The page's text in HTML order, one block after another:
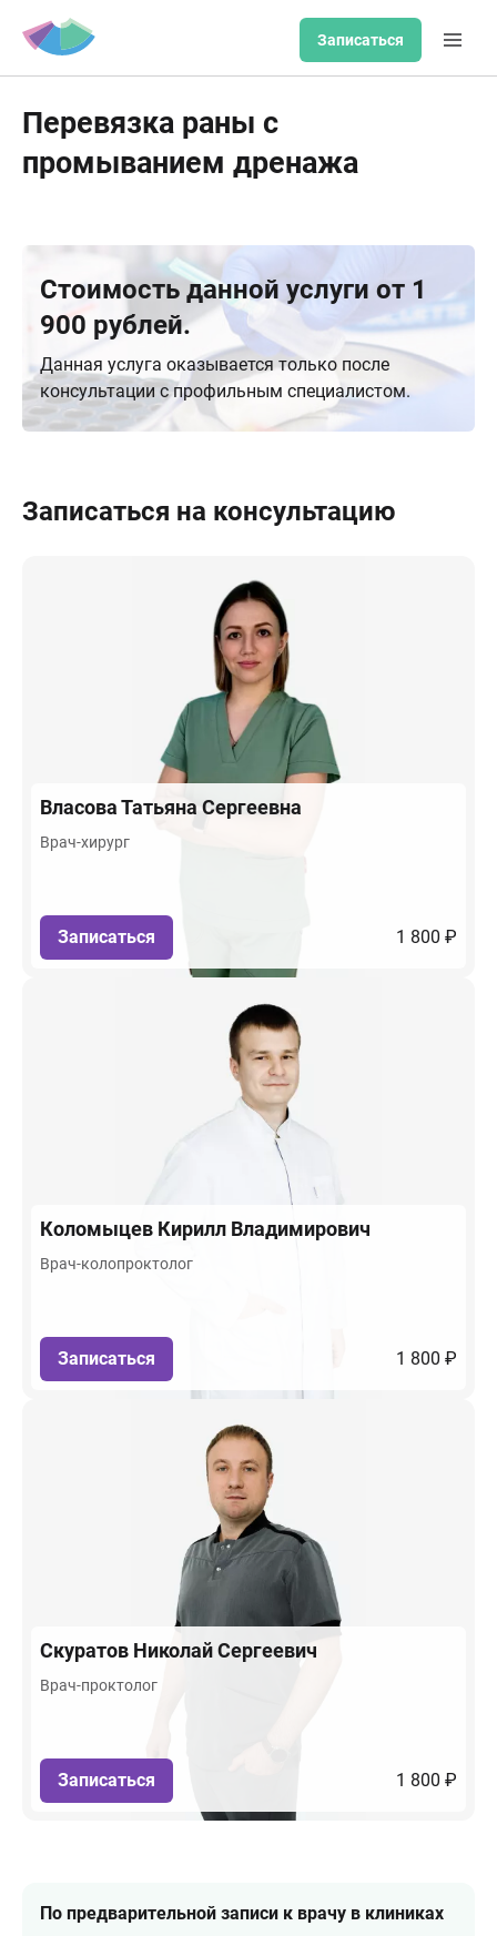
Записаться
Перевязка раны с
промыванием дренажа
Стоимость данной услуги от 1
900 рублей.
Данная услуга оказывается только после
консультации с профильным специалистом.
Записаться на консультацию
ВласоваТатьяна Сергеевна
Врач-хирург
Записаться 1 800 ₽
Коломыцев Кирилл Владимирович
Врач-колопроктолог
Записаться 1 800 ₽
Скуратов Николай Сергеевич
Врач-проктолог
Записаться 1 800 ₽
По предварительной записи к врачу в клиниках